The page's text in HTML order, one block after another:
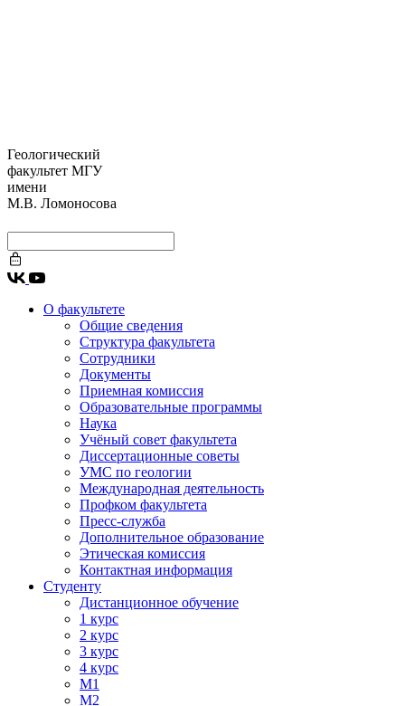
Геологический
факультет МГУ
имени
М.В. Ломоносова
О факультете
Общие сведения
Структура факультета
Сотрудники
Документы
Приемная комиссия
Образовательные программы
Наука
Учёный совет факультета
Диссертационные советы
УМС по геологии
Международная деятельность
Профком факультета
Пресс-служба
Дополнительное образование
Этическая комиссия
Контактная информация
Студенту
Дистанционное обучение
1 курс
2 курс
3 курс
4 курс
М1
М2